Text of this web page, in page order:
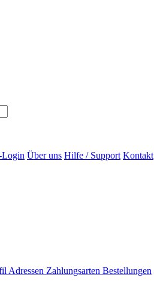
Login Über uns Hilfe / Support Kontakt
Adressen Zahlungsarten Bestellungen